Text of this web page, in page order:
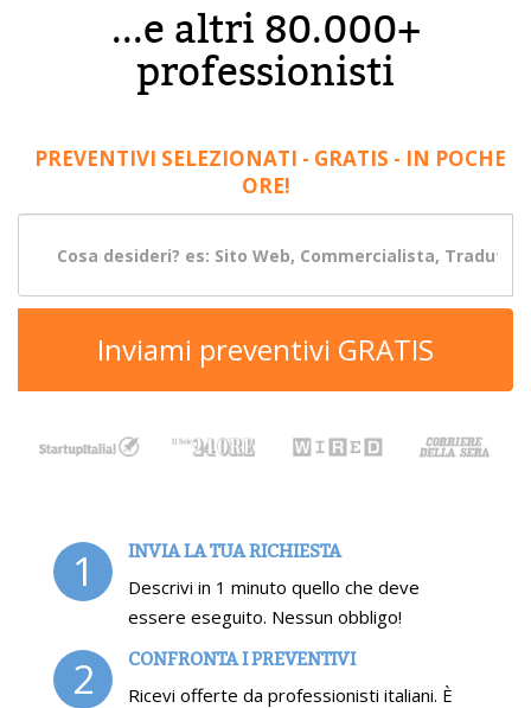
...e altri 80.000+
professionisti
PREVENTIVI SELEZIONATI - GRATIS - IN POCHE
ORE!
Inviami preventivi GRATIS
1 INVIA LA TUA RICHIESTA
Descrivi in 1 minuto quello che deve
essere eseguito. Nessun obbligo!
2 CONFRONTA I PREVENTIVI
Ricevi offerte da professionisti italiani. È